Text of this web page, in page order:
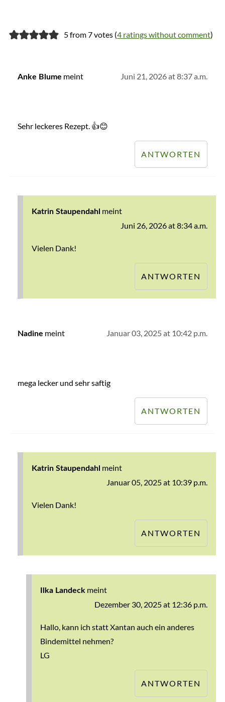
5 from 7 votes (4 ratings without comment)
Anke Blume meint Juni 21, 2026 at 8:37 a.m.
Sehr leckeres Rezept. 👍😊
ANTWORTEN
Katrin Staupendahl meint
Juni 26, 2026 at 8:34 a.m.
Vielen Dank!
ANTWORTEN
Nadine meint Januar 03, 2025 at 10:42 p.m.
mega lecker und sehr saftig
ANTWORTEN
Katrin Staupendahl meint
Januar 05, 2025 at 10:39 p.m.
Vielen Dank!
ANTWORTEN
Ilka Landeck meint
Dezember 30, 2025 at 12:36 p.m.
Hallo, kann ich statt Xantan auch ein anderes
Bindemittel nehmen?
LG
ANTWORTEN